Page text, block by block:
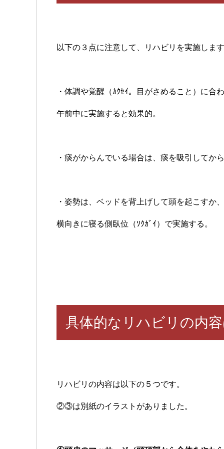
以下の３点に注意して、リハビリを実施しま
・体調や覚醒（ｶｸｾｲ。目がさめること）に合
午前中に実施すると効果的。
・痰がからんでいる場合は、痰を吸引してか
・姿勢は、ベッドを背上げして頭を起こすか、
横向きに寝る側臥位（ｿｸｶﾞｲ）で実施する。
具体的なリハビリの内
リハビリの内容は以下の５つです。
②③は別紙のイラストがありました。